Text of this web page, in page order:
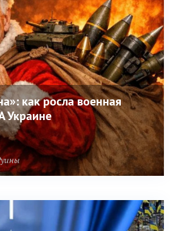
как росла военная
Украине